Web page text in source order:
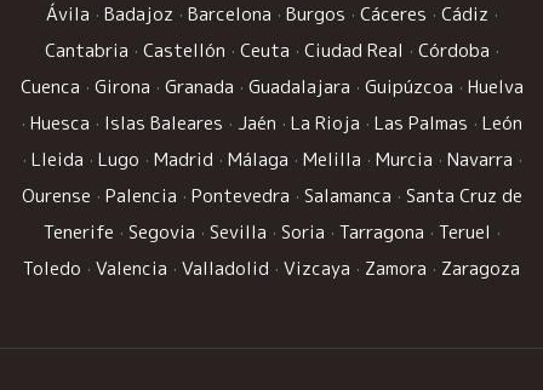
Ávila · Badajoz · Barcelona · Burgos · Cáceres · Cádiz ·
Cantabria · Castellón · Ceuta · Ciudad Real · Córdoba ·
Cuenca · Girona · Granada · Guadalajara · Guipúzcoa · Huelva
· Huesca · Islas Baleares · Jaén · La Rioja · Las Palmas · León
· Lleida · Lugo · Madrid · Málaga · Melilla · Murcia · Navarra ·
Ourense · Palencia · Pontevedra · Salamanca · Santa Cruz de
Tenerife · Segovia · Sevilla · Soria · Tarragona · Teruel ·
Toledo · Valencia · Valladolid · Vizcaya · Zamora · Zaragoza